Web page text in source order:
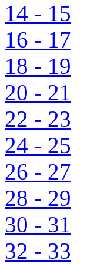
14 - 15
16 - 17
18 - 19
20 - 21
22 - 23
24 - 25
26 - 27
28 - 29
30 - 31
32 - 33